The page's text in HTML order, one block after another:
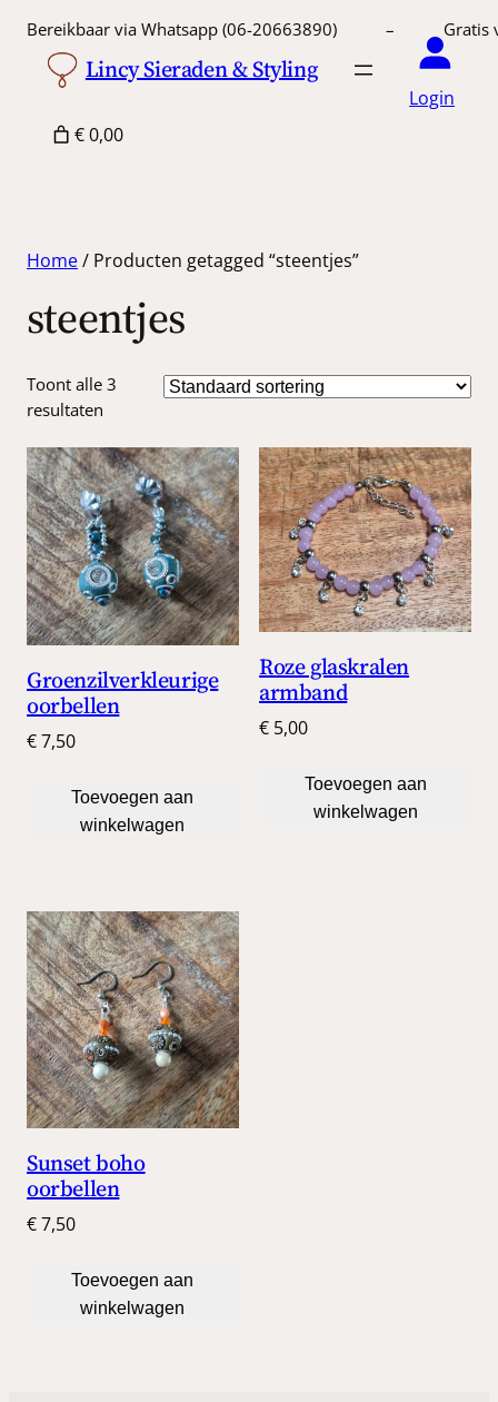
Bereikbaar via Whatsapp (06-20663890) –
Lincy Sieraden & Styling
Login
€ 0,00
Home/ Producten getagged “steentjes”
steentjes
Toont alle 3
resultaten
Groenzilverkleurige
oorbellen
€7,50
Toevoegen aan
winkelwagen
Roze glaskralen
armband
€ 5,00
Toevoegen aan
winkelwagen
Sunset boho
oorbellen
€7,50
Toevoegen aan
winkelwagen